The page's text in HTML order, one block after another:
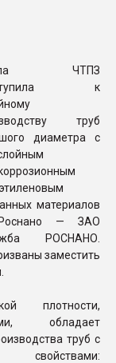
ПЕРЕЙТИ НА
ЧТПЗ
к
труб
диаметра с
материалов
Роснано — ЗАО
РОСНАНО.
заместить
плотности,
обладает
труб с
свойствами: